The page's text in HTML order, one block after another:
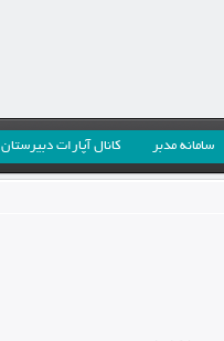
سامانه مدبر کانال آپارات دبیرستان